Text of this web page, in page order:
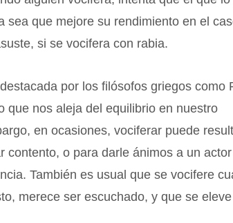
sea que mejore su rendimiento en el
si se vocifera con rabia.
por los filósofos griegos como
que nos aleja del equilibrio en nuestro
en ocasiones, vociferar puede
contento, o para darle ánimos a un
También es usual que se vocifere
merece ser escuchado, y que se